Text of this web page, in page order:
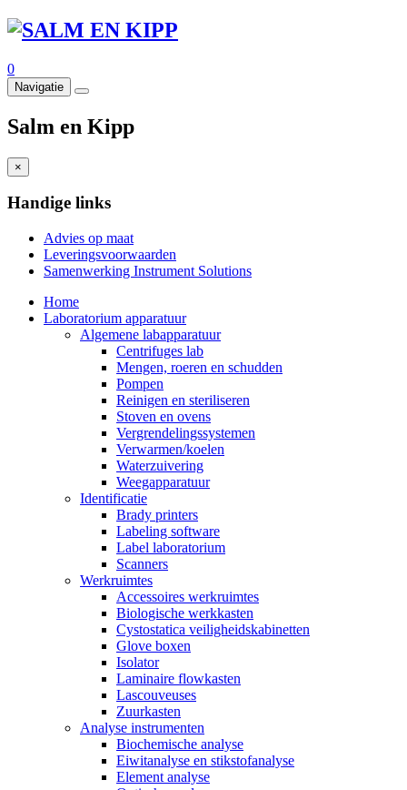
0
Navigatie
Salm en Kipp
×
Handige links
Advies op maat
Leveringsvoorwaarden
Samenwerking Instrument Solutions
Home
Laboratorium apparatuur
Algemene labapparatuur
Centrifuges lab
Mengen, roeren en schudden
Pompen
Reinigen en steriliseren
Stoven en ovens
Vergrendelingssystemen
Verwarmen/koelen
Waterzuivering
Weegapparatuur
Identificatie
Brady printers
Labeling software
Label laboratorium
Scanners
Werkruimtes
Accessoires werkruimtes
Biologische werkkasten
Cystostatica veiligheidskabinetten
Glove boxen
Isolator
Laminaire flowkasten
Lascouveuses
Zuurkasten
Analyse instrumenten
Biochemische analyse
Eiwitanalyse en stikstofanalyse
Element analyse